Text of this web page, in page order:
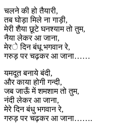
चलने की हो तैयारी,
तब घोड़ा मिले ना गाड़ी,
मेरी शैया छूटे घनश्याम तो तुम,
नैया लेकर आ जाना,
मेरे दिन बंधू भगवान रे,
गरुड़ पर चढ़कर आ जाना……
यमदूत बनाये बंदी,
और काया होगी गन्दी,
जब जाऊँ में शमशाम तो तुम,
नंदी लेकर आ जाना,
मेरे दिन बंधु भगवान रे,
गरुड़ पर चढ़कर आ जाना…….